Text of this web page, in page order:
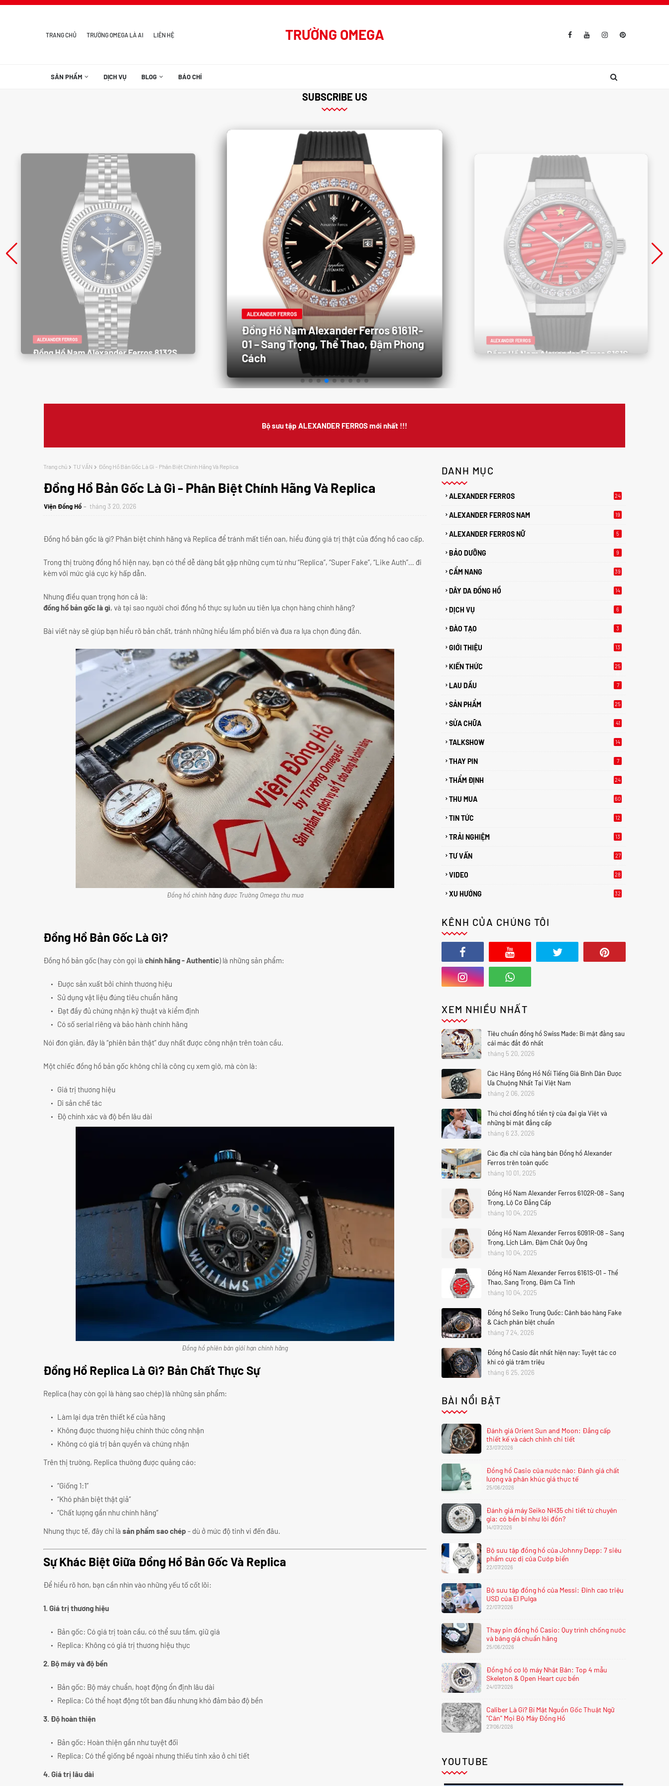
TRANG CHỦ TRƯỜNG OMEGA LÀ AI LIÊN HỆ TRƯỜNG OMEGA
SẢN PHẨM DỊCH VỤ BLOG BÁO CHÍ
SUBSCRIBE US
ALEXANDER FERROS
Đồng Hồ Nam Alexander Ferros 8132S
ALEXANDER FERROS
Đồng Hồ Nam Alexander Ferros 6161R-
01 – Sang Trọng, Thể Thao, Đậm Phong
Cách
ALEXANDER FERROS
Đồng Hồ Nam Alexander Ferros 6161S-
Bộ sưu tập ALEXANDER FERROS mới nhất !!!
Trang chủ TƯ VẤN Đồng Hồ Bản Gốc Là Gì - Phân Biệt Chính Hãng Và Replica
Đồng Hồ Bản Gốc Là Gì - Phân Biệt Chính Hãng Và Replica
Viện Đồng Hồ tháng 3 20, 2026
Đồng hồ bản gốc là gì? Phân biệt chính hãng và Replica để tránh mất tiền oan, hiểu đúng giá trị thật của đồng hồ cao cấp.
Trong thị trường đồng hồ hiện nay, bạn có thể dễ dàng bắt gặp những cụm từ như “Replica”, “Super Fake”, “Like Auth”… đi
kèm với mức giá cực kỳ hấp dẫn.
Nhưng điều quan trọng hơn cả là:
đồng hồ bản gốc là gì, và tại sao người chơi đồng hồ thực sự luôn ưu tiên lựa chọn hàng chính hãng?
Bài viết này sẽ giúp bạn hiểu rõ bản chất, tránh những hiểu lầm phổ biến và đưa ra lựa chọn đúng đắn.
Đồng hồ chính hãng được Trường Omega thu mua
Đồng Hồ Bản Gốc Là Gì?
Đồng hồ bản gốc (hay còn gọi là chính hãng - Authentic) là những sản phẩm:
Được sản xuất bởi chính thương hiệu
Sử dụng vật liệu đúng tiêu chuẩn hãng
Đạt đầy đủ chứng nhận kỹ thuật và kiểm định
Có số serial riêng và bảo hành chính hãng
Nói đơn giản, đây là “phiên bản thật” duy nhất được công nhận trên toàn cầu.
Một chiếc đồng hồ bản gốc không chỉ là công cụ xem giờ, mà còn là:
Giá trị thương hiệu
Di sản chế tác
Độ chính xác và độ bền lâu dài
Đồng hồ phiên bản giới hạn chính hãng
Đồng Hồ Replica Là Gì? Bản Chất Thực Sự
Replica (hay còn gọi là hàng sao chép) là những sản phẩm:
Làm lại dựa trên thiết kế của hãng
Không được thương hiệu chính thức công nhận
Không có giá trị bản quyền và chứng nhận
Trên thị trường, Replica thường được quảng cáo:
“Giống 1:1”
“Khó phân biệt thật giả”
“Chất lượng gần như chính hãng”
Nhưng thực tế, đây chỉ là sản phẩm sao chép - dù ở mức độ tinh vi đến đâu.
Sự Khác Biệt Giữa Đồng Hồ Bản Gốc Và Replica
Để hiểu rõ hơn, bạn cần nhìn vào những yếu tố cốt lõi:
1. Giá trị thương hiệu
Bản gốc: Có giá trị toàn cầu, có thể sưu tầm, giữ giá
Replica: Không có giá trị thương hiệu thực
2. Bộ máy và độ bền
Bản gốc: Bộ máy chuẩn, hoạt động ổn định lâu dài
Replica: Có thể hoạt động tốt ban đầu nhưng khó đảm bảo độ bền
3. Độ hoàn thiện
Bản gốc: Hoàn thiện gần như tuyệt đối
Replica: Có thể giống bề ngoài nhưng thiếu tinh xảo ở chi tiết
4. Giá trị lâu dài
DANH MỤC
ALEXANDER FERROS 24
ALEXANDER FERROS NAM 19
ALEXANDER FERROS NỮ 5
BẢO DƯỠNG 9
CẨM NANG 39
DÂY DA ĐỒNG HỒ 14
DỊCH VỤ 6
ĐÀO TẠO 3
GIỚI THIỆU 13
KIẾN THỨC
25
LAU DẦU 7
SẢN PHẨM 25
SỬA CHỮA 41
TALKSHOW 14
THAY PIN 7
THẨM ĐỊNH 24
THU MUA 60
TIN TỨC 12
TRẢI NGHIỆM 13
TƯ VẤN
27
VIDEO 28
XU HƯỚNG
32
KÊNH CỦA CHÚNG TÔI
XEM NHIỀU NHẤT
Tiêu chuẩn đồng hồ Swiss Made: Bí mật đằng sau
cái mác đắt đỏ nhất
tháng 5 20, 2026
Các Hãng Đồng Hồ Nổi Tiếng Giá Bình Dân Được
Ưa Chuộng Nhất Tại Việt Nam
tháng 2 06, 2026
Thú chơi đồng hồ tiền tỷ của đại gia Việt và
những bí mật đẳng cấp
tháng 6 23, 2026
Các địa chỉ cửa hàng bán Đồng hồ Alexander
Ferros trên toàn quốc
tháng 10 01, 2025
Đồng Hồ Nam Alexander Ferros 6102R-08 – Sang
Trọng, Lộ Cơ Đẳng Cấp
tháng 10 04, 2025
Đồng Hồ Nam Alexander Ferros 6091R-08 – Sang
Trọng, Lịch Lãm, Đậm Chất Quý Ông
tháng 10 04, 2025
Đồng Hồ Nam Alexander Ferros 6161S-01 – Thể
Thao, Sang Trọng, Đậm Cá Tính
tháng 10 04, 2025
Đồng hồ Seiko Trung Quốc: Cảnh báo hàng Fake
& Cách phân biệt chuẩn
tháng 7 24, 2026
Đồng hồ Casio đắt nhất hiện nay: Tuyệt tác cơ
khí có giá trăm triệu
tháng 6 25, 2026
BÀI NỔI BẬT
Đánh giá Orient Sun and Moon: Đẳng cấp
thiết kế và cách chỉnh chi tiết
23/07/2026
Đồng hồ Casio của nước nào: Đánh giá chất
lượng và phân khúc giá thực tế
25/06/2026
Đánh giá máy Seiko NH35 chi tiết từ chuyên
gia: có bền bỉ như lời đồn?
14/07/2026
Bộ sưu tập đồng hồ của Johnny Depp: 7 siêu
phẩm cực dị của Cướp biển
22/07/2026
Bộ sưu tập đồng hồ của Messi: Đỉnh cao triệu
USD của El Pulga
22/07/2026
Thay pin đồng hồ Casio: Quy trình chống nước
và bảng giá chuẩn hãng
25/06/2026
Đồng hồ cơ lộ máy Nhật Bản: Top 4 mẫu
Skeleton & Open Heart cực bền
24/07/2026
Caliber Là Gì? Bí Mật Nguồn Gốc Thuật Ngữ
"Cân" Mọi Bộ Máy Đồng Hồ
27/06/2026
YOUTUBE